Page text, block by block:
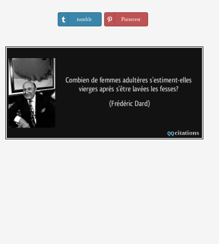
tumblr Pinterest